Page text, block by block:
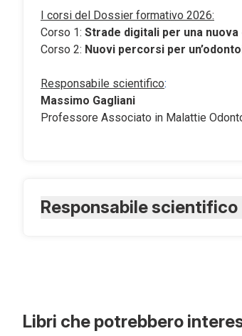
I corsi del Dossier formativo 2026:
Corso 1: Strade digitali per una
Corso 2: Nuovi percorsi per
Responsabile scientifico:
Massimo Gagliani
Professore Associato in Malattie
Responsabile scientifico
Libri che potrebbero